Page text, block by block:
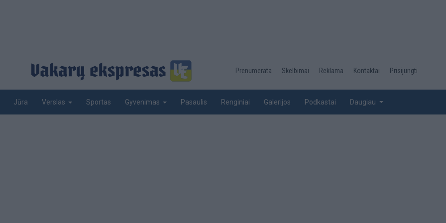
Desktop
top
Prenumerata Skelbimai Reklama Kontaktai Prisijungti
Jūra Verslas Sportas Gyvenimas Pasaulis Renginiai Galerijos Podkastai Daugiau